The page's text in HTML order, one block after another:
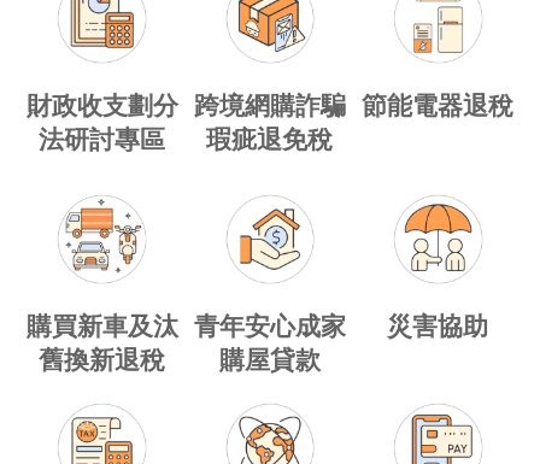
財政收支劃分
法研討專區
跨境網購詐騙
瑕疵退免稅
節能電器退稅
購買新車及汰
舊換新退稅
青年安心成家
購屋貸款
災害協助